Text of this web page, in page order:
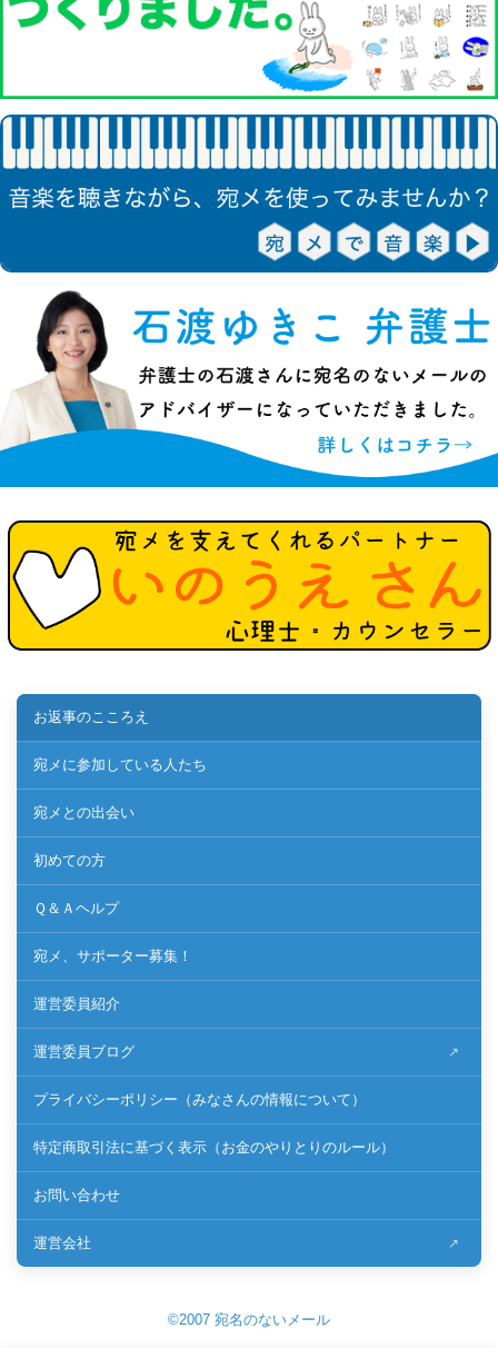
お返事のこころえ
宛メに参加している人たち
宛メとの出会い
初めての方
Ｑ＆Ａヘルプ
宛メ、サポーター募集！
運営委員紹介
運営委員ブログ
プライバシーポリシー（みなさんの情報について）
特定商取引法に基づく表示（お金のやりとりのルール）
お問い合わせ
運営会社
©2007 宛名のないメール